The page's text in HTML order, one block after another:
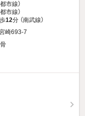
市線）
市線）
12分 （南武線）
崎693-7